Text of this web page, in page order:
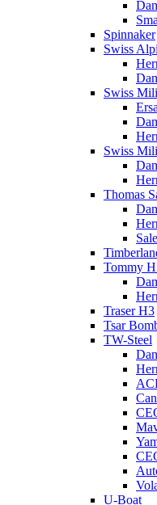
Spinnaker
Swiss
Swiss
Swiss
Thomas
Tommy
Traser H3
Tsar
TW-Steel
U-Boat